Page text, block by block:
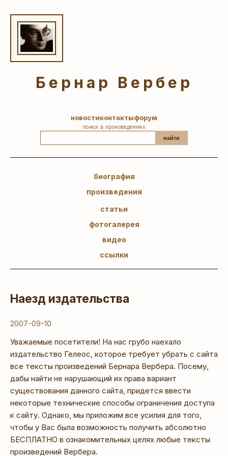
Бернар Вербер
новостиконтактыфорум
поиск в произведениях
найти
биография
произведения
статьи
фотогалерея
видео
ссылки
Наезд издательства
2007-09-10
Уважаемые посетители! На нас грубо наехало
издательство Гелеос, которое требует убрать с сайта
все тексты произведений Бернара Вербера. Посему,
дабы найти не нарушающий их права вариант
существования данного сайта, придется ввести
некоторые технические способы ограничения доступа
к сайту. Однако, мы приложим все усилия для того,
чтобы у Вас была возможность получить абсолютно
БЕСПЛАТНО в ознакомительных целях любые тексты
произведений Вербера.